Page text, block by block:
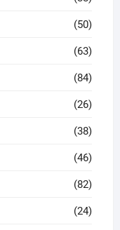
(50)
(63)
(84)
(26)
(38)
(46)
(82)
(24)